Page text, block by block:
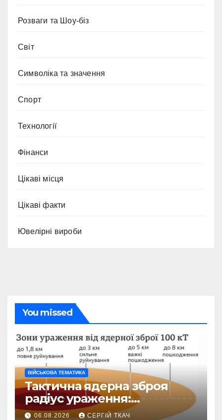
Розваги та Шоу-біз
Світ
Символіка та значення
Спорт
Технології
Фінанси
Цікаві місця
Цікаві факти
Ювелірні вироби
You missed
ВІЙСЬКОВА ТЕМАТИКА
Тактична ядерна зброя
радіус ураження:
детальний розбір зон
06.08.2026 СЕРГІЙ ТКАЧ